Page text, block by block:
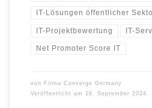
IT-Lösungen öffentlicher
IT-Projektbewertung IT-
Net Promoter Score IT
von Firma Converge Germany
Veröffentlicht am
18. September 2024